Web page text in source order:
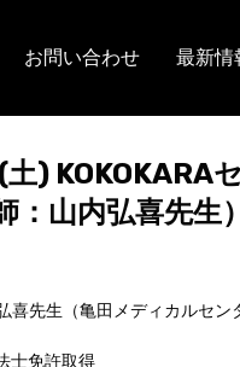
お問い合わせ 最新情
) KOKOKARA
山内弘喜先生）
先生（亀田メディカルセン
士免許取得